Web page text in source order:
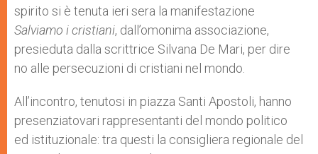
spirito si è tenuta ieri sera la manifestazione
Salviamo i cristiani, dall’omonima associazione,
presieduta dalla scrittrice Silvana De Mari, per dire
no alle persecuzioni di cristiani nel mondo.
All’incontro, tenutosi in piazza Santi Apostoli, hanno
presenziatovari rappresentanti del mondo politico
ed istituzionale: tra questi la consigliera regionale del